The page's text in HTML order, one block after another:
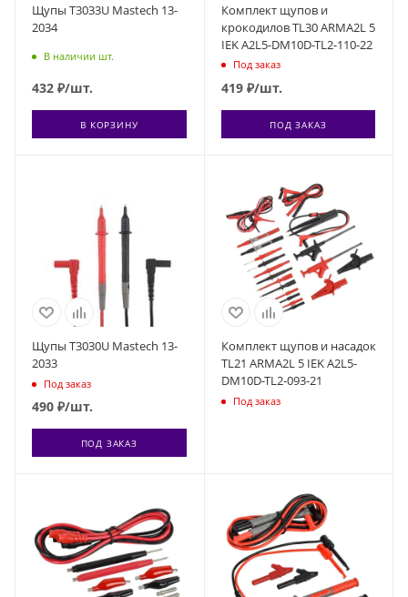
Щупы T3033U Mastech 13-
2034
В наличии шт.
432 ₽/шт.
В КОРЗИНУ
Комплект щупов и
крокодилов TL30 ARMA2L 5
IEK A2L5-DM10D-TL2-110-22
Под заказ
419₽/шт.
ПОД ЗАКАЗ
Щупы T3030U Mastech 13-
2033
Под заказ
490 ₽/шт.
ПОД ЗАКАЗ
Комплект щупов и насадок
TL21 ARMA2L 5 IEK A2L5-
DM10D-TL2-093-21
Под заказ